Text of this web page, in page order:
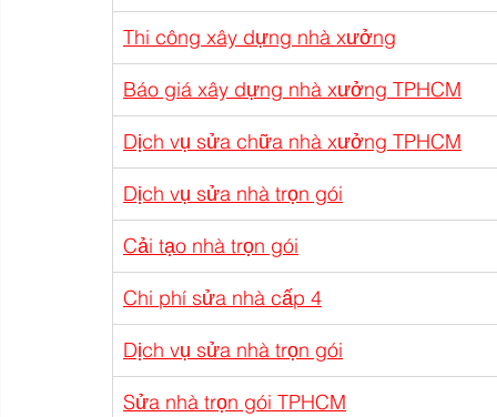
Thi công xây dựng nhà xưởng
Báo giá xây dựng nhà xưởng TPHCM
Dịch vụ sửa chữa nhà xưởng TPHCM
Dịch vụ sửa nhà trọn gói
Cải tạo nhà trọn gói
Chi phí sửa nhà cấp 4
Dịch vụ sửa nhà trọn gói
Sửa nhà trọn gói TPHCM